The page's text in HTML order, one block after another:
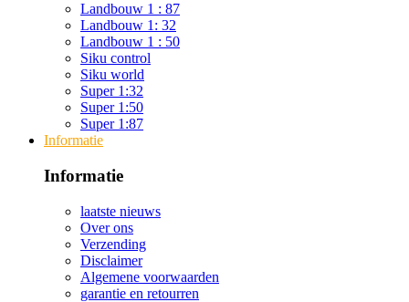
Landbouw 1 : 87
Landbouw 1: 32
Landbouw 1 : 50
Siku control
Siku world
Super 1:32
Super 1:50
Super 1:87
Informatie
Informatie
laatste nieuws
Over ons
Verzending
Disclaimer
Algemene voorwaarden
garantie en retourren